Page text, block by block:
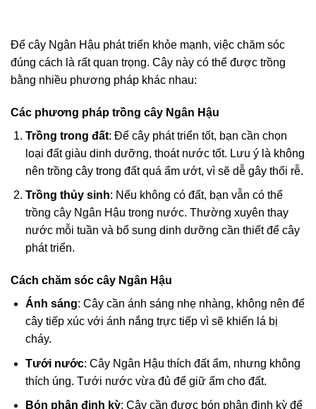
Để cây Ngân Hậu phát triển khỏe mạnh, việc chăm sóc
đúng cách là rất quan trọng. Cây này có thể được trồng
bằng nhiều phương pháp khác nhau:
Các phương pháp trồng cây Ngân Hậu
Trồng trong đất: Để cây phát triển tốt, bạn cần chọn
loại đất giàu dinh dưỡng, thoát nước tốt. Lưu ý là không
nên trồng cây trong đất quá ẩm ướt, vì sẽ dễ gây thối rễ.
Trồng thủy sinh: Nếu không có đất, bạn vẫn có thể
trồng cây Ngân Hậu trong nước. Thường xuyên thay
nước mỗi tuần và bổ sung dinh dưỡng cần thiết để cây
phát triển.
Cách chăm sóc cây Ngân Hậu
Ánh sáng: Cây cần ánh sáng nhẹ nhàng, không nên để
cây tiếp xúc với ánh nắng trực tiếp vì sẽ khiến lá bị
cháy.
Tưới nước: Cây Ngân Hậu thích đất ẩm, nhưng không
thích úng. Tưới nước vừa đủ để giữ ẩm cho đất.
Bón phân định kỳ: Cây cần được bón phân định kỳ để